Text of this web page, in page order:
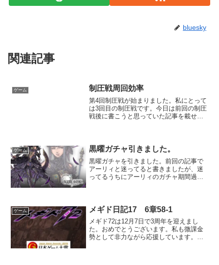
bluesky
関連記事
ゲーム 制圧戦周回効率
第4回制圧戦が始まりました。私にとって
は3回目の制圧戦です。今日は前回の制圧
戦後に書こうと思っていた記事を載せま
ゲーム 黒曜ガチャ引きました。
黒曜ガチャを引きました。前回の記事で
アーリィと迷ってると書きましたが、迷
ってるうちにアーリィのガチャ期間過ぎ
ドでステ1、ステ3でAFでした。それから
AFフェスで3ステップで1AFと当たり続き
なので反動が心配ですが、結果はいか
に・・・。
ゲーム メギド日記17 6章58-1
メギド72は12月7日で3周年を迎えまし
た。おめでとうございます。私も微課金
勢として非力ながら応援しています。私